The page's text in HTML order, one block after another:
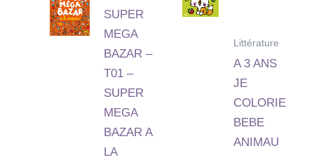
SUPER
MEGA
BAZAR –
T01 –
SUPER
MEGA
BAZAR A
LA
Littérature
A 3 ANS
JE
COLORIE
BEBE
ANIMAU